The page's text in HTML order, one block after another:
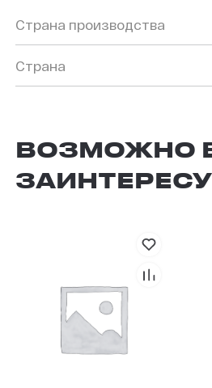
Страна производства
Страна
ВОЗМОЖНО